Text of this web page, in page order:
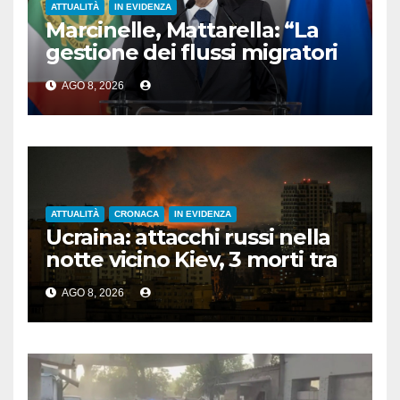
ATTUALITÀ IN EVIDENZA
Marcinelle, Mattarella: “La
gestione dei flussi migratori
rispetti la dignità delle
persone”
AGO 8, 2026
ATTUALITÀ CRONACA IN EVIDENZA
Ucraina: attacchi russi nella
notte vicino Kiev, 3 morti tra
cui 1 bambino
AGO 8, 2026